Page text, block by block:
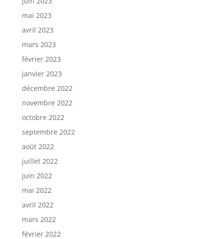
mai 2023
avril 2023
mars 2023
février 2023
janvier 2023
décembre 2022
novembre 2022
octobre 2022
septembre 2022
août 2022
juillet 2022
juin 2022
mai 2022
avril 2022
mars 2022
février 2022